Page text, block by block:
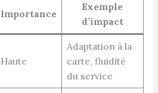
Importance
Exemple
d’impact
Haute
Adaptation à la
carte, fluidité
du service